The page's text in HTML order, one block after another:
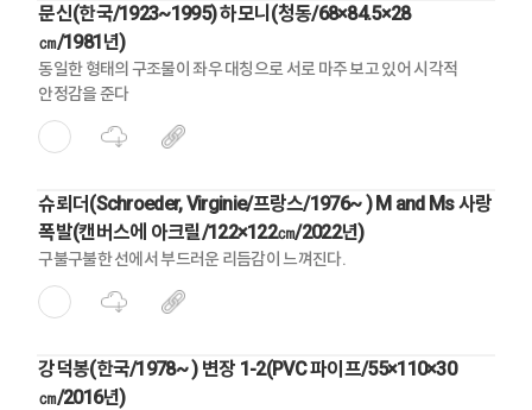
문신(한국/1923~1995) 하모니(청동/68×84.5×28
㎝/1981년)
동일한 형태의 구조물이 좌우 대칭으로 서로 마주 보고 있어 시각적
안정감을 준다
슈뢰더(Schroeder, Virginie/프랑스/1976~ ) M and Ms 사랑
폭발(캔버스에 아크릴/122×122㎝/2022년)
구불구불한 선에서 부드러운 리듬감이 느껴진다.
강덕봉(한국/1978~ ) 변장 1-2(PVC 파이프/55×110×30
㎝/2016년)